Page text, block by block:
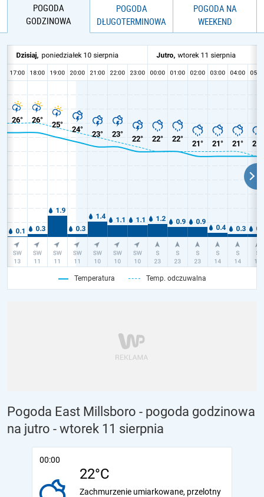
POGODA
GODZINOWA
POGODA
DŁUGOTERMINOWA
POGODA NA
WEEKEND
Temperatura Temp. odczuwalna
Pogoda East Millsboro - pogoda godzinowa
na jutro - wtorek 11 sierpnia
00:00
22°C
Zachmurzenie umiarkowane, przelotny